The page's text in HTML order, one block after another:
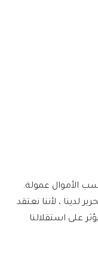
الأموال عمولة.
لدينا ، لأننا نعتقد
على استقلالنا